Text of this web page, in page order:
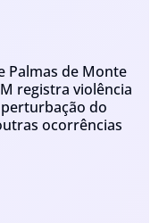
Palmas de Monte
registra violência
do
ocorrências